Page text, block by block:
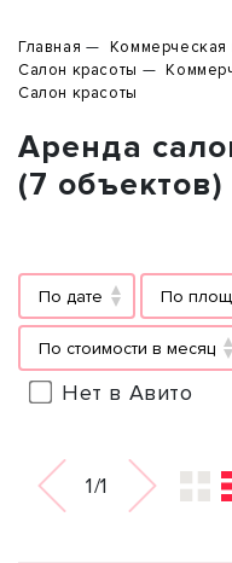
Главная Коммерческая
Салон красоты
Салон красоты
Аренда
(7 объектов)
По дате По
По стоимости в месяц
Нет в Авито
1/1